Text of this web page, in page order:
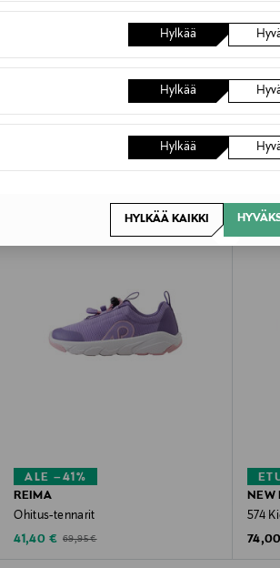
Hylkää
Hylkää
Hylkää
HYLKÄÄ KAIKKI
ALE –41%
REIMA
Ohitus-tennarit
Discounted Price
41,40 € Original Price
69,95 €
NEW
574